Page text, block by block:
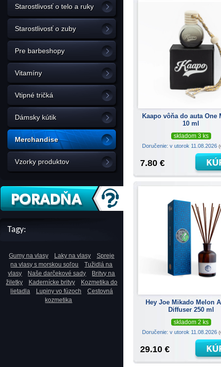
Starostlivosť o telo a ruky
Starostlivosť o zuby
Pre barbeshopy
Vitamíny
Vtipné tričká
Dámsky kútik
Merchandise
Vzorky produktov
Tagy:
Gumy na vlasy Laky na vlasy
Spreje
na vlasy s morskou soľou
Tužidlá na
vlasy
Naše darčekové sady
Britvy na
žiletky
Kadernícke britvy
Kozmetika do
lietadla
Lupiny vo fúzoch
Cestovná
kozmetika
Kaapo vôňa do auta One
10 ml
skladom 3 ks
Doručenie: v utorok 11.08.2026
7.80 €
Hey Joe Mikado Melon
Diffuser 250 ml
skladom 2 ks
Doručenie: v utorok 11.08.2026
29.10 €